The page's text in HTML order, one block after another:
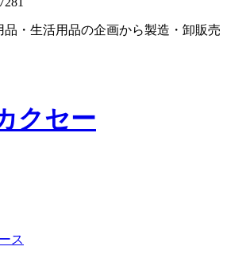
・生活用品の企画から製造・卸販売
ス